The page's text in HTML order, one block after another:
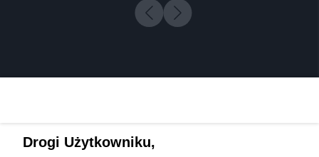
Drogi Użytkowniku,